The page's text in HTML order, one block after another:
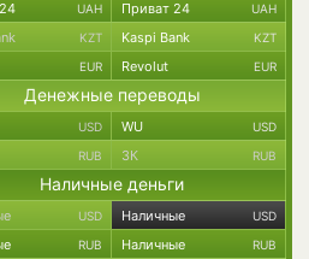
UAH Приват 24 UAH
KZT Kaspi Bank KZT
EUR Revolut EUR
Денежные переводы
USD WU USD
RUB ЗК RUB
Наличные деньги
USD Наличные USD
RUB Наличные RUB